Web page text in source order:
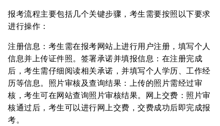
报考流程主要包括几个关键步骤，考生需要按照以下要求
进行操作：
注册信息：考生需在报考网站上进行用户注册，填写个人
信息并上传证件照。签署承诺并填报信息：在注册完成
后，考生需仔细阅读相关承诺，并填写个人学历、工作经
历等信息。照片审核及查询结果：上传的照片需经过审
核，考生可在网站查询照片审核结果。网上交费：照片审
核通过后，考生可以进行网上交费，交费成功后即完成报
考。